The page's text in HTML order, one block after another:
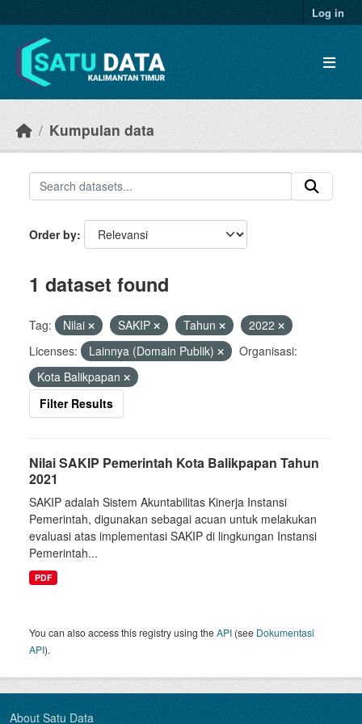
Log in
Kumpulan data
Order by
1 dataset found
Tag: Nilai SAKIP Tahun
2022
Licenses:
Lainnya (Domain Publik)
Organisasi:
Kota Balikpapan
Filter Results
Nilai SAKIP Pemerintah Kota Balikpapan Tahun
2021
SAKIP adalah Sistem Akuntabilitas Kinerja Instansi
Pemerintah, digunakan sebagai acuan untuk melakukan
evaluasi atas implementasi SAKIP di lingkungan Instansi
Pemerintah...
PDF
You can also access this registry using theAPI (see Dokumentasi
API).
About Satu Data